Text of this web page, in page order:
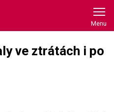
ve ztrátách i po